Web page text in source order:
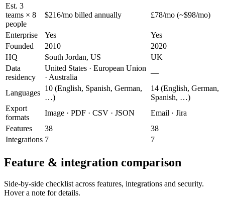
Est. 3
teams × 8
people
$216/mo billed annually £78/mo (~$98/mo)
Enterprise Yes
Yes
Founded
2010
2020
HQ
South Jordan, US
UK
Data
residency
United States · European Union
· Australia
—
Languages
10 (English, Spanish, German,
…)
14 (English, German,
Spanish, …)
Export
formats
Image · PDF · CSV · JSON
Email · Jira
Features
38
38
Integrations 7 7
Feature & integration comparison
Side-by-side checklist across features, integrations and security.
Hover a note for details.